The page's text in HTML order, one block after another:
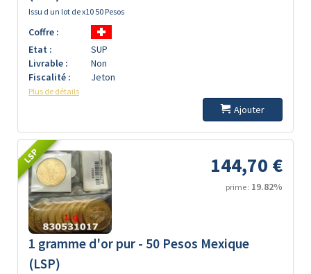
Issu d un lot de x10 50 Pesos
Coffre :
Etat :
SUP
Livrable :
Non
Fiscalité :
Jeton
Plus de détails
Ajouter
LSP 144,70 €
prime : 19.82%
1 gramme d'or pur - 50 Pesos Mexique
(LSP)